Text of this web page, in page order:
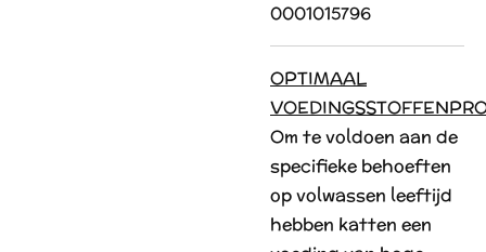
0001015796
OPTIMAAL
Om te voldoen aan de
specifieke behoeften
op volwassen leeftijd
hebben katten een